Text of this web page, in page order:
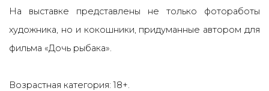
На выставке представлены не только фотоработы
художника, но и кокошники, придуманные автором для
фильма «Дочь рыбака».
Возрастная категория: 18+.